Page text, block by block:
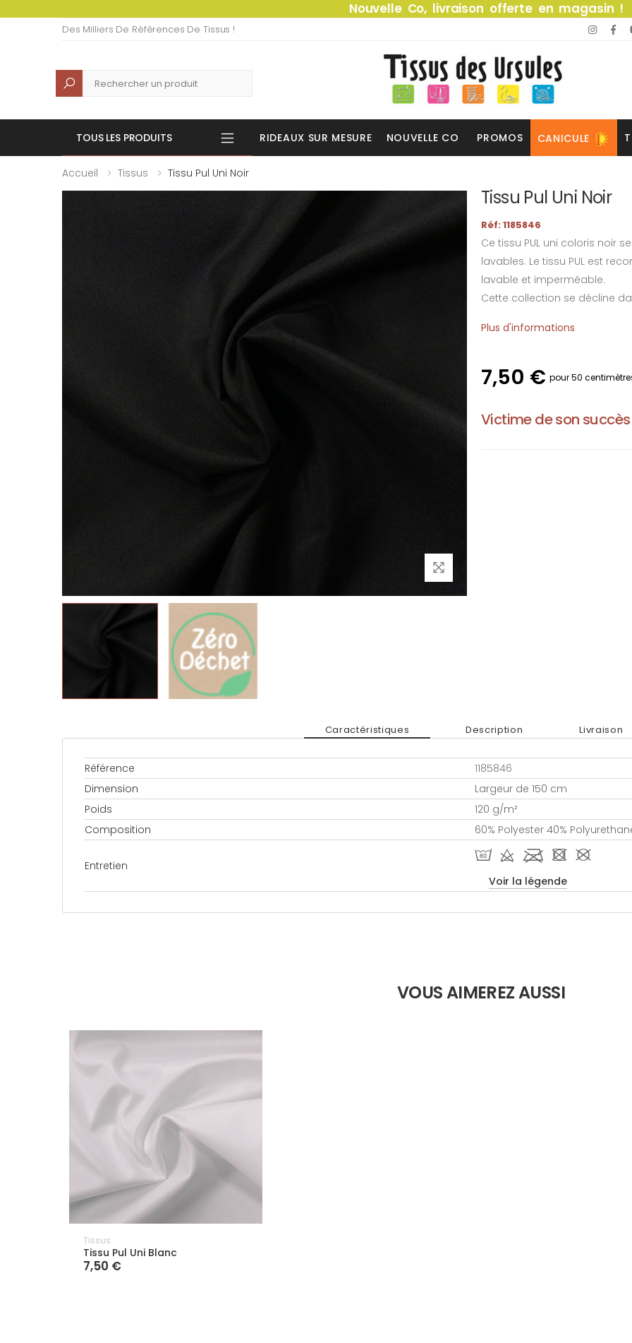
Nouvelle Co, livraison offerte en magasin !
Des Milliers De Références De Tissus !
Recherche
TOUS LES PRODUITS RIDEAUX SUR MESURE NOUVELLE CO PROMOS CANICULE
Accueil Tissus Tissu Pul Uni Noir
Tissu Pul Uni Noir
Réf: 1185846
Ce tissu PUL uni coloris noir
lavables. Le tissu PUL est
lavable et imperméable.
Cette collection se décline
Plus d'informations
7,50 € pour 50
Victime de son succès
Caractéristiques Description Livraison
Référence
1185846
Dimension
Largeur de 150 cm
Poids
120 g/m²
Composition
60% Polyester 40%
Entretien
S d l - #
Voir la légende
VOUS AIMEREZ AUSSI
Tissus
Tissu Pul Uni Blanc
7,50 €